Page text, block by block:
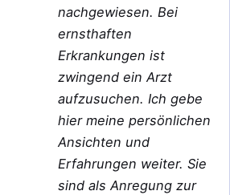
nachgewiesen. Bei
ernsthaften
Erkrankungen ist
zwingend ein Arzt
aufzusuchen. Ich gebe
hier meine persönlichen
Ansichten und
Erfahrungen weiter. Sie
sind als Anregung zur